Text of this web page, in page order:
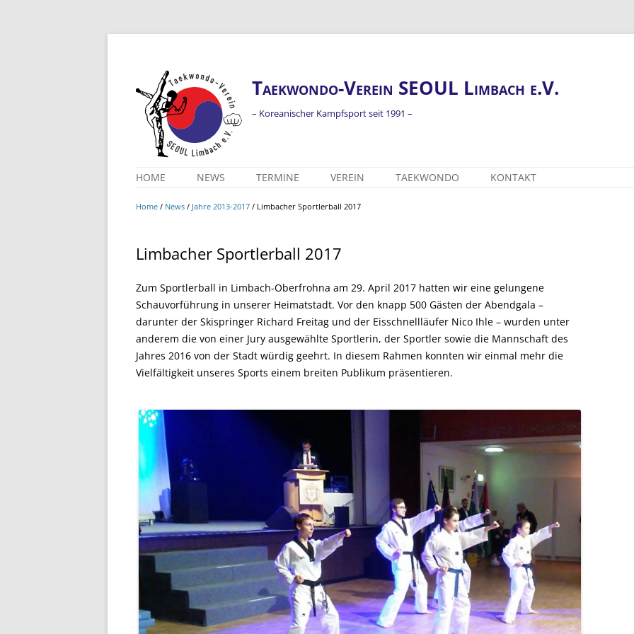
Taekwondo-Verein SEOUL Limbach e.V.
– Koreanischer Kampfsport seit 1991 –
HOME
NEWS
JAHRE 2023-2025
JAHRE 2018-2022
JAHRE 2013-2017
TERMINE
VEREIN
TAEKWONDO
KONTAKT
Home / News / Jahre 2013-2017 / Limbacher Sportlerball 2017
Limbacher Sportlerball 2017
Zum Sportlerball in Limbach-Oberfrohna am 29. April 2017 hatten wir eine gelungene
Schauvorführung in unserer Heimatstadt. Vor den knapp 500 Gästen der Abendgala –
darunter der Skispringer Richard Freitag und der Eisschnellläufer Nico Ihle – wurden unter
anderem die von einer Jury ausgewählte Sportlerin, der Sportler sowie die Mannschaft des
Jahres 2016 von der Stadt würdig geehrt. In diesem Rahmen konnten wir einmal mehr die
Vielfältigkeit unseres Sports einem breiten Publikum präsentieren.